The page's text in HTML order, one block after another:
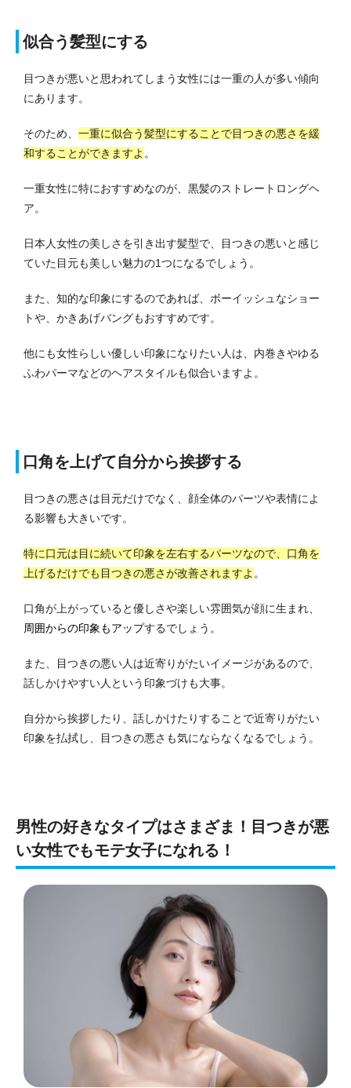
似合う髪型にする
目つきが悪いと思われてしまう女性には一重の人が多い傾向
にあります。
そのため、 一重に似合う髪型にすることで目つきの悪さを緩
和することができますよ 。
一重女性に特におすすめなのが、黒髪のストレートロングヘ
ア。
日本人女性の美しさを引き出す髪型で、目つきの悪いと感じ
ていた目元も美しい魅力の1つになるでしょう。
また、知的な印象にするのであれば、ボーイッシュなショー
トや、かきあげバングもおすすめです。
他にも女性らしい優しい印象になりたい人は、内巻きやゆる
ふわパーマなどのヘアスタイルも似合いますよ。
口角を上げて自分から挨拶する
目つきの悪さは目元だけでなく、顔全体のパーツや表情によ
る影響も大きいです。
特に口元は目に続いて印象を左右するパーツなので、口角を
上げるだけでも目つきの悪さが改善されますよ 。
口角が上がっていると優しさや楽しい雰囲気が顔に生まれ、
周囲からの印象もアップするでしょう。
また、目つきの悪い人は近寄りがたいイメージがあるので、
話しかけやすい人という印象づけも大事。
自分から挨拶したり、話しかけたりすることで近寄りがたい
印象を払拭し、目つきの悪さも気にならなくなるでしょう。
男性の好きなタイプはさまざま！目つきが悪
い女性でもモテ女子になれる！